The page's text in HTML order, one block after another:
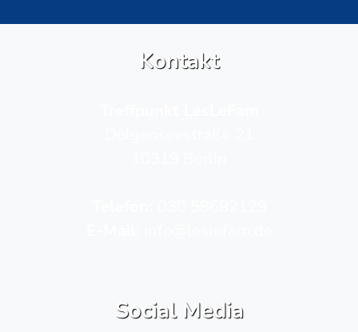
Kontakt
Social Media